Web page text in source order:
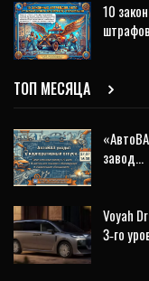
10
ТОП МЕСЯЦА
завод…
Voyah
3‑го